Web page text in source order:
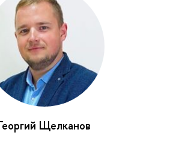
Щелканов